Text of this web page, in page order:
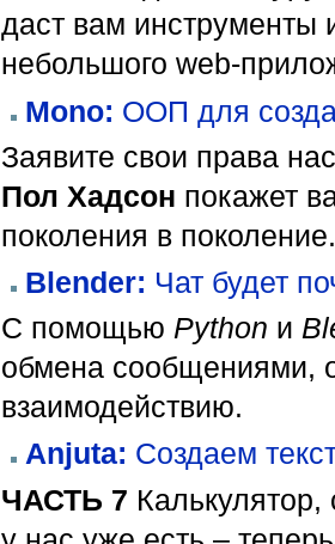
даст вам инструменты
небольшого web-
Mono: ООП для
Заявите свои права
Пол Хадсон покажет
поколения в поколение.
Blender: Чат будет
С помощью Python и
обмена сообщениями,
взаимодействию.
Anjuta: Создаем
ЧАСТЬ 7